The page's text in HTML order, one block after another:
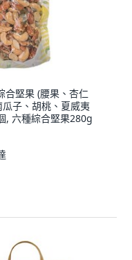
合堅果 (腰果、杏仁
子、胡桃、夏威夷
, 六種綜合堅果280g